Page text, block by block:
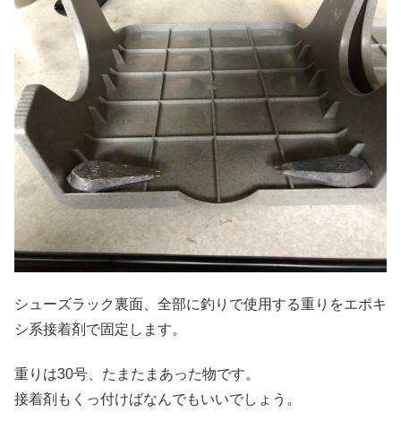
シューズラック裏面、全部に釣りで使用する重りをエポキ
シ系接着剤で固定します。
重りは30号、たまたまあった物です。
接着剤もくっ付けばなんでもいいでしょう。